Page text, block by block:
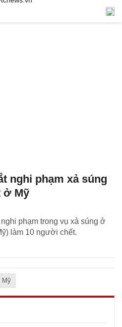
nghi phạm xả súng
ở Mỹ
phạm trong vụ xả súng ở
làm 10 người chết.
Mỹ